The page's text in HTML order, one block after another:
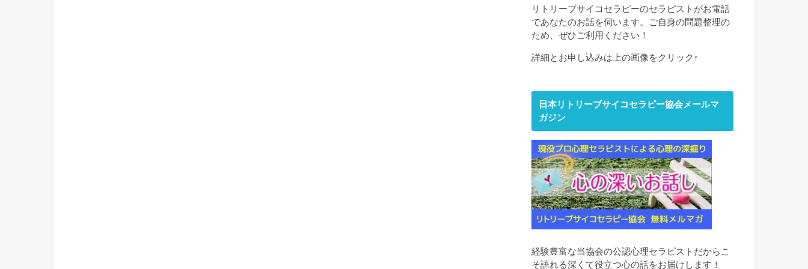
リトリーブサイコセラピーのセラピストがお電話
であなたのお話を伺います。ご自身の問題整理の
ため、ぜひご利用ください！
詳細とお申し込みは上の画像をクリック↑
日本リトリーブサイコセラピー協会メールマ
ガジン
経験豊富な当協会の公認心理セラピストだからこ
そ語れる深くて役立つ心の話をお届けします！